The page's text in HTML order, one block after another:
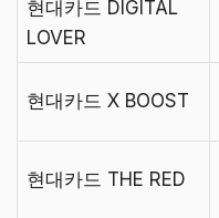
현대카드 DIGITAL
LOVER
현대카드 X BOOST
현대카드 THE RED